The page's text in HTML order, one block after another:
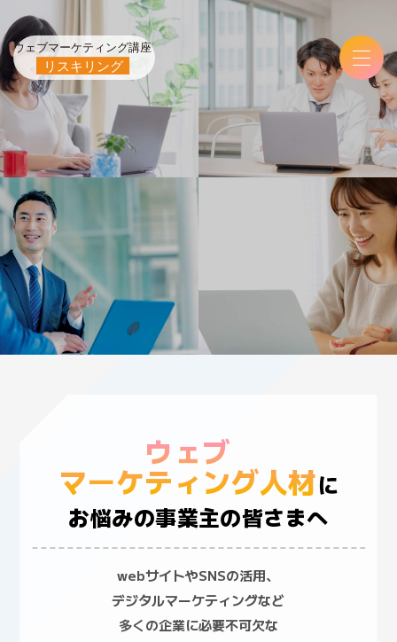
ウェブ
マーケティング人材に
お悩みの事業主の皆さまへ
webサイトやSNSの活用、
デジタルマーケティングなど
多くの企業に必要不可欠な